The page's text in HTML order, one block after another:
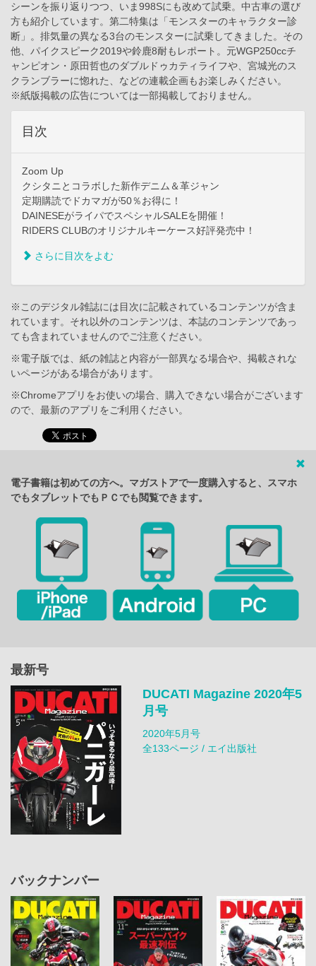
シーンを振り返りつつ、いま998Sにも改めて試乗。中古車の選び
方も紹介しています。第二特集は「モンスターのキャラクター診
断」。排気量の異なる3台のモンスターに試乗してきました。その
他、パイクスピーク2019や鈴鹿8耐もレポート。元WGP250ccチ
ャンピオン・原田哲也のダブルドゥカティライフや、宮城光のス
クランブラーに惚れた、などの連載企画もお楽しみください。
※紙版掲載の広告については一部掲載しておりません。
目次
Zoom Up
クシタニとコラボした新作デニム＆革ジャン
定期購読でドカマガが50％お得に！
DAINESEがライパでスペシャルSALEを開催！
RIDERS CLUBのオリジナルキーケース好評発売中！
さらに目次をよむ
※このデジタル雑誌には目次に記載されているコンテンツが含ま
れています。それ以外のコンテンツは、本誌のコンテンツであっ
ても含まれていませんのでご注意ください。
※電子版では、紙の雑誌と内容が一部異なる場合や、掲載されな
いページがある場合があります。
※Chromeアプリをお使いの場合、購入できない場合がございます
ので、最新のアプリをご利用ください。
電子書籍は初めての方へ。マガストアで一度購入すると、スマホ
でもタブレットでもＰＣでも閲覧できます。
最新号
DUCATI Magazine 2020年5
月号
2020年5月号
全133ページ / エイ出版社
バックナンバー